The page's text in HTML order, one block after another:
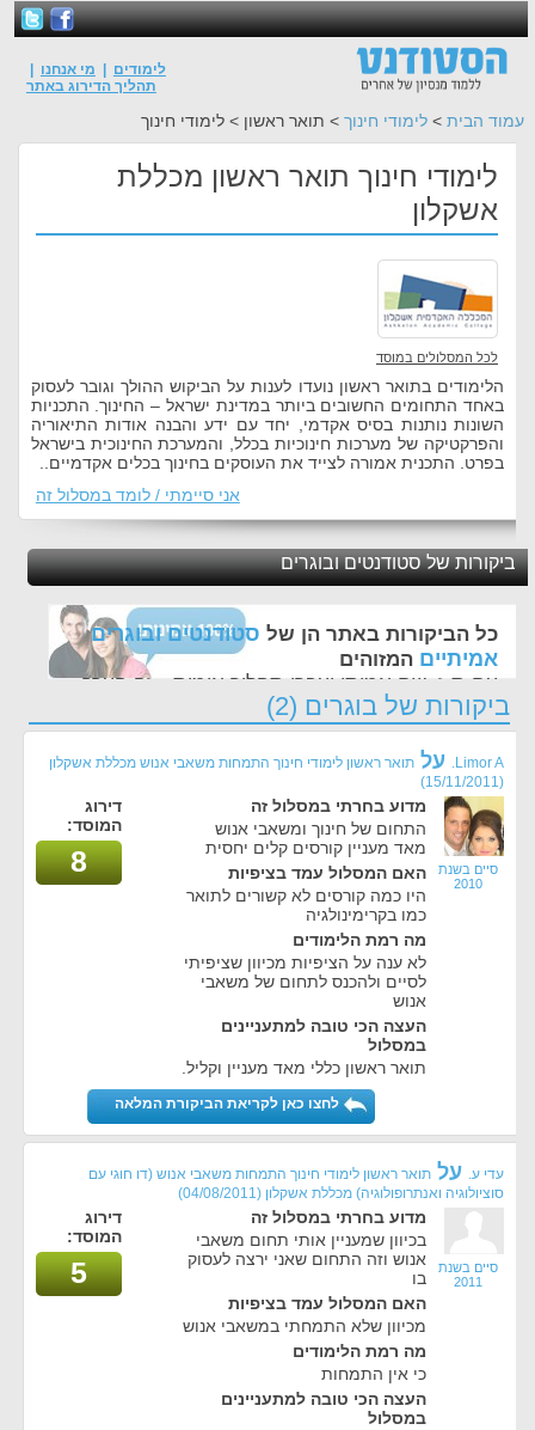
לימודים מי אנחנו
תהליך הדירוג באתר
עמוד הבית > לימודי חינוך > תואר ראשון > לימודי חינוך
לימודי חינוך תואר ראשון מכללת
אשקלון
לכל המסלולים במוסד
הלימודים בתואר ראשון נועדו לענות על הביקוש ההולך וגובר לעסוק
באחד התחומים החשובים ביותר במדינת ישראל – החינוך. התכניות
השונות נותנות בסיס אקדמי, יחד עם ידע והבנה אודות התיאוריה
והפרקטיקה של מערכות חינוכיות בכלל, והמערכת החינוכית בישראל
בפרט. התכנית אמורה לצייד את העוסקים בחינוך בכלים אקדמיים..
אני סיימתי / לומד במסלול זה
ביקורות של סטודנטים ובוגרים
כל הביקורות באתר הן של סטודנטים ובוגרים
אמיתיים המזוהים
עם ת.ז, שם אמיתי ועברו תהליך אימות - זה הערך
החשוב לנו ביותר באתר
ביקורות של בוגרים (2)
Limor A. על תואר ראשון לימודי חינוך התמחות משאבי אנוש מכללת אשקלון
(15/11/2011)
סיים בשנת
2010
מדוע בחרתי במסלול זה
התחום של חינוך ומשאבי אנוש
מאד מעניין קורסים קלים יחסית
האם המסלול עמד בציפיות
היו כמה קורסים לא קשורים לתואר
כמו בקרימינולגיה
מה רמת הלימודים
לא ענה על הציפיות מכיוון שציפיתי
לסיים ולהכנס לתחום של משאבי
אנוש
העצה הכי טובה למתעניינים
במסלול
תואר ראשון כללי מאד מעניין וקליל.
דירוג
המוסד:
8
לחצו כאן לקריאת הביקורת המלאה
עדי ע. על תואר ראשון לימודי חינוך התמחות משאבי אנוש (דו חוגי עם
סוציולוגיה ואנתרופולוגיה) מכללת אשקלון (04/08/2011)
סיים בשנת
2011
מדוע בחרתי במסלול זה
בכיוון שמעניין אותי תחום משאבי
אנוש וזה התחום שאני ירצה לעסוק
בו
האם המסלול עמד בציפיות
מכיוון שלא התמחתי במשאבי אנוש
מה רמת הלימודים
כי אין התמחות
העצה הכי טובה למתעניינים
במסלול
דירוג
המוסד:
5